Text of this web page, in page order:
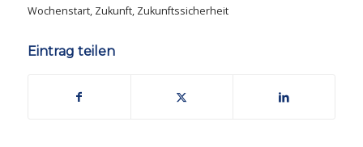
Wochenstart, Zukunft, Zukunftssicherheit
Eintrag teilen